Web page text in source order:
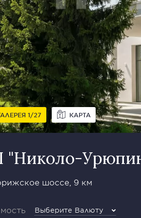
1 27 КАРТА
"Николо-
шоссе, 9 км
Выберите Валюту